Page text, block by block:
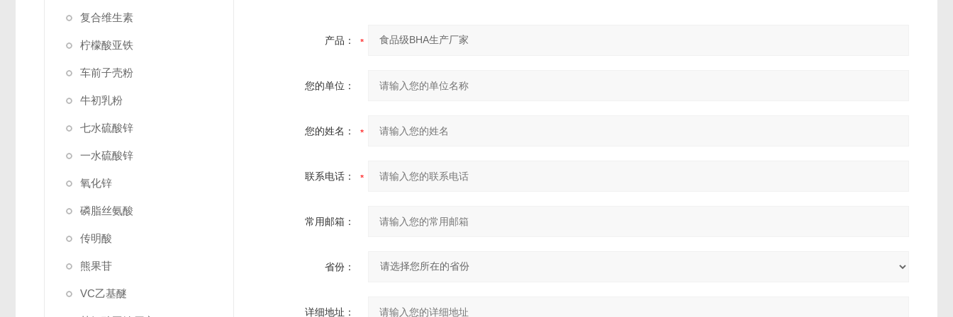
复合维生素
柠檬酸亚铁
车前子壳粉
牛初乳粉
七水硫酸锌
一水硫酸锌
氧化锌
磷脂丝氨酸
传明酸
熊果苷
VC乙基醚
产品：
您的单位：
您的姓名：
联系电话：
常用邮箱：
省份：
详细地址：